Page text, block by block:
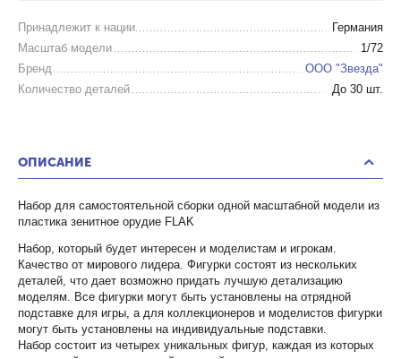
Принадлежит к нации
Германия
Масштаб модели
1/72
Бренд
ООО "Звезда"
Количество деталей
До 30 шт.
ОПИСАНИЕ
Набор для самостоятельной сборки одной масштабной модели из
пластика зенитное орудие FLAK
Набор, который будет интересен и моделистам и игрокам.
Качество от мирового лидера. Фигурки состоят из нескольких
деталей, что дает возможно придать лучшую детализацию
моделям. Все фигурки могут быть установлены на отрядной
подставке для игры, а для коллекционеров и моделистов фигурки
могут быть установлены на индивидуальные подставки.
Набор состоит из четырех уникальных фигур, каждая из которых